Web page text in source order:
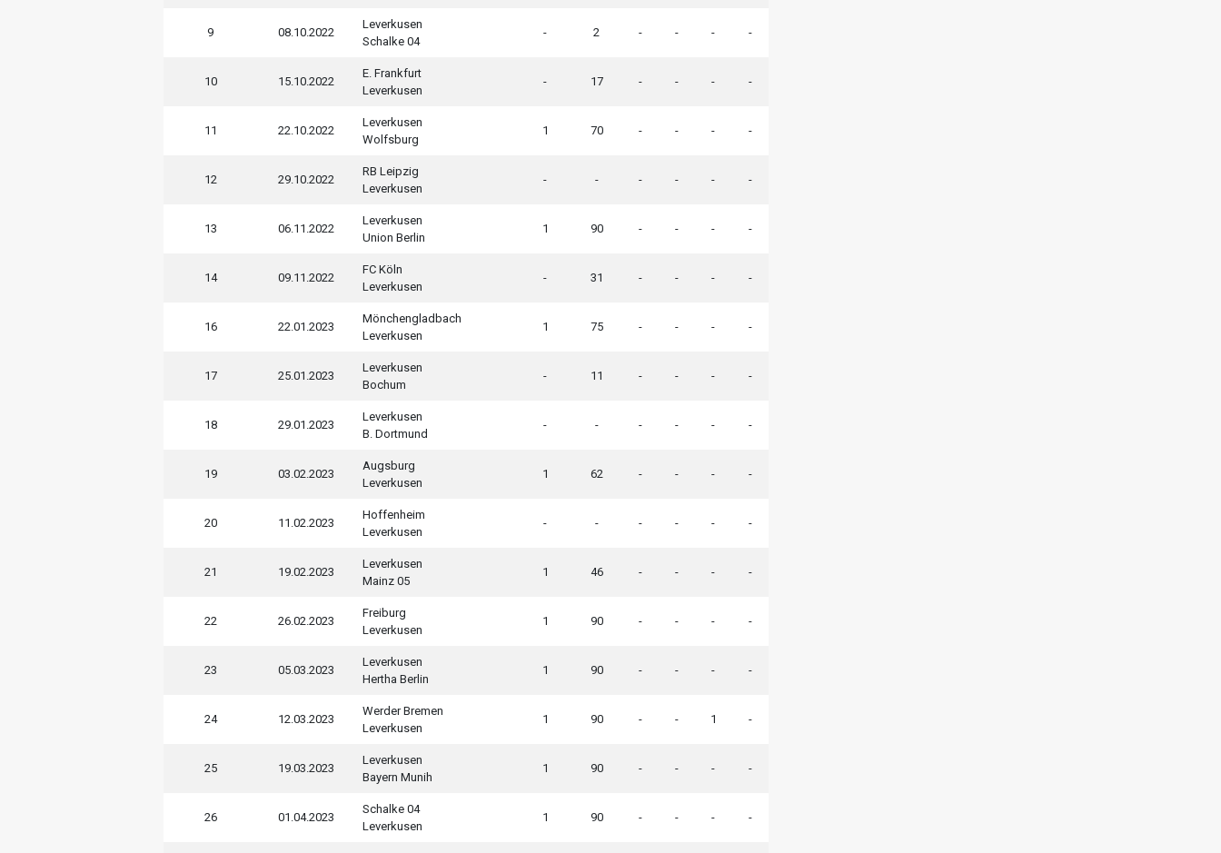
9 08.10.2022
Leverkusen
Schalke 04
- 2 - - - -
10 15.10.2022
E. Frankfurt
Leverkusen
- 17 - - - -
11 22.10.2022
Leverkusen
Wolfsburg
1 70 - - - -
12 29.10.2022
RB Leipzig
Leverkusen
- - - - - -
13 06.11.2022
Leverkusen
Union Berlin
1 90 - - - -
14 09.11.2022
FC Köln
Leverkusen
- 31 - - - -
16 22.01.2023
Mönchengladbach
Leverkusen
1 75 - - - -
17 25.01.2023
Leverkusen
Bochum
- 11 - - - -
18 29.01.2023
Leverkusen
B. Dortmund
- - - - - -
19 03.02.2023
Augsburg
Leverkusen
1 62 - - - -
20 11.02.2023
Hoffenheim
Leverkusen
- - - - - -
21 19.02.2023
Leverkusen
Mainz 05
1 46 - - - -
22 26.02.2023
Freiburg
Leverkusen
1 90 - - - -
23 05.03.2023
Leverkusen
Hertha Berlin
1 90 - - - -
24 12.03.2023
Werder Bremen
Leverkusen
1 90 - - 1 -
25 19.03.2023
Leverkusen
Bayern Munih
1 90 - - - -
26 01.04.2023
Schalke 04
Leverkusen
1 90 - - - -